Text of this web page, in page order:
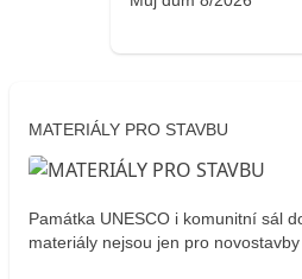
MATERIÁLY PRO STAVBU
Památka UNESCO i komunitní sál
materiály nejsou jen pro novostavby